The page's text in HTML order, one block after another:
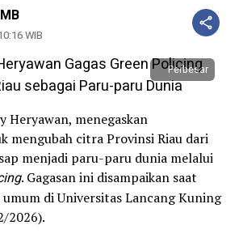
WIB
Perbesar
Heryawan, menegaskan
mengubah citra Provinsi Riau dari
menjadi paru-paru dunia melalui
. Gagasan ini disampaikan saat
di Universitas Lancang Kuning
2026).